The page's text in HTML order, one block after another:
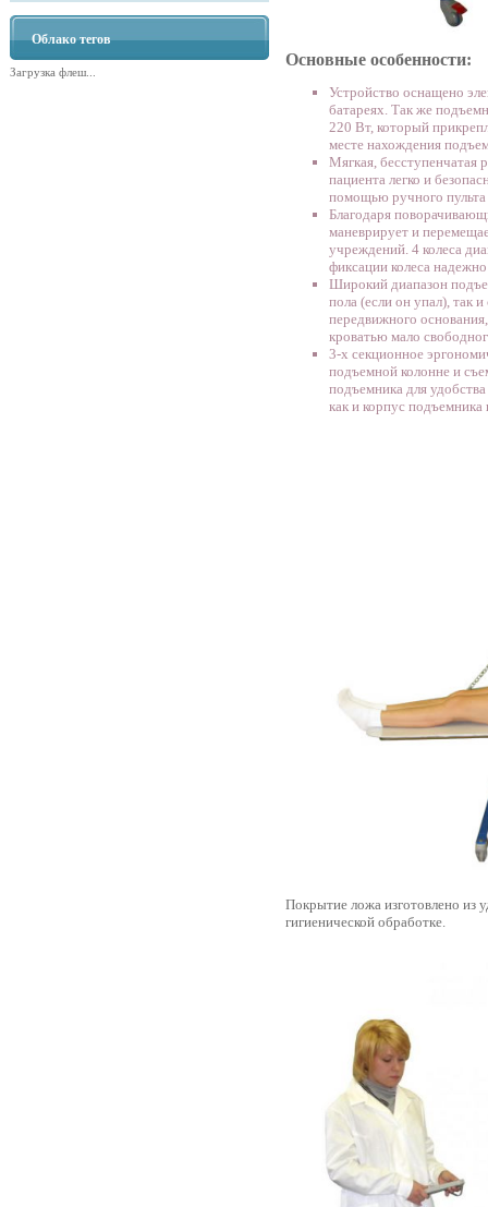
Облако тегов
Загрузка флеш...
Основные особенности:
Устройство оснащено
батареях. Так же
220 Вт, который
месте нахождения
Мягкая, бесступенчатая
пациента легко и
помощью ручного
Благодаря
маневрирует и
учреждений. 4 колеса
фиксации колеса
Широкий диапазон
пола (если он упал), так
передвижного
кроватью мало
3-х секционное
подъемной колонне и
подъемника для
как и корпус
Покрытие ложа изготовлено из
гигиенической обработке.